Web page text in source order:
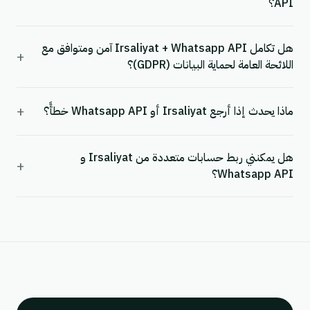
API؟
هل تكامل Irsaliyat + Whatsapp API آمن ومتوافق مع
اللائحة العامة لحماية البيانات (GDPR)؟
+
ماذا يحدث إذا أرجع Irsaliyat أو Whatsapp API خطأً؟ +
هل يمكنني ربط حسابات متعددة من Irsaliyat و
Whatsapp API؟
+